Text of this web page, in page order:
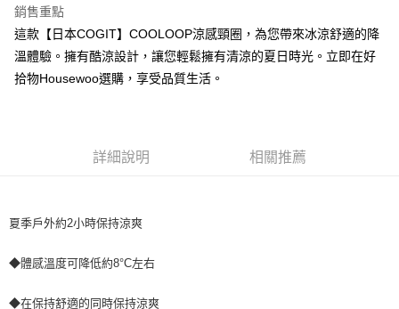
聯邦商業銀行
元大商業銀行
永豐商業銀行
星展（台灣）商業銀行
台新國際商業銀行
中國信託商業銀行
台灣樂天信用卡公司
運送方式
全家取貨 付款
每筆NT$80，滿NT$499(含以上)免運費
銷售重點
這款【日本COGIT】COOLOOP涼感頸圈，為您帶來冰涼舒適的降
溫體驗。擁有酷涼設計，讓您輕鬆擁有清涼的夏日時光。立即在好
拾物Housewoo選購，享受品質生活。
詳細說明 相關推薦
夏季戶外約2小時保持涼爽
◆體感溫度可降低約8°C左右
◆在保持舒適的同時保持涼爽